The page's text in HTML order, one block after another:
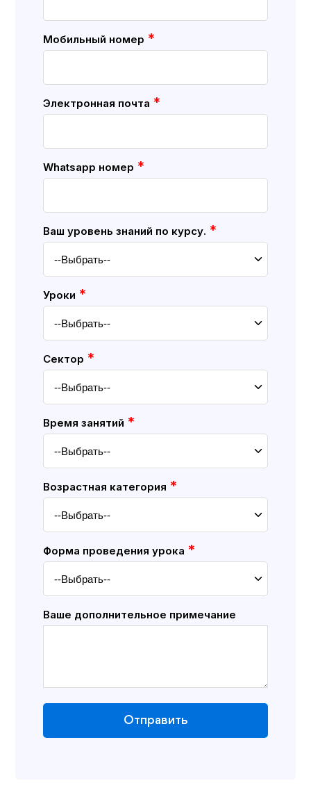
Мобильный номер *
Электронная почта *
Whatsapp номер *
Ваш уровень знаний по курсу. *
Уроки *
Cектор *
Время занятий *
Возрастная категория *
Форма проведения урока *
Ваше дополнительное примечание
Отправить